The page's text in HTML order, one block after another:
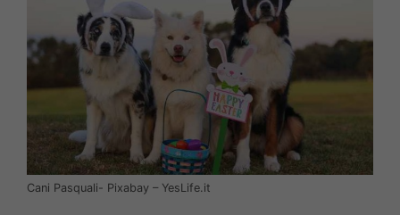
Cani Pasquali- Pixabay – YesLife.it